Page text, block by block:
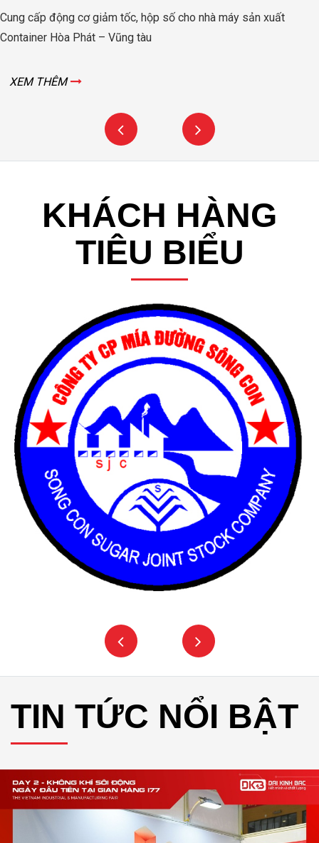
Cung cấp động cơ giảm tốc, hộp số cho nhà máy sản xuất
Container Hòa Phát – Vũng tàu
XEM THÊM
KHÁCH HÀNG
TIÊU BIỂU
TIN TỨC NỔI BẬT